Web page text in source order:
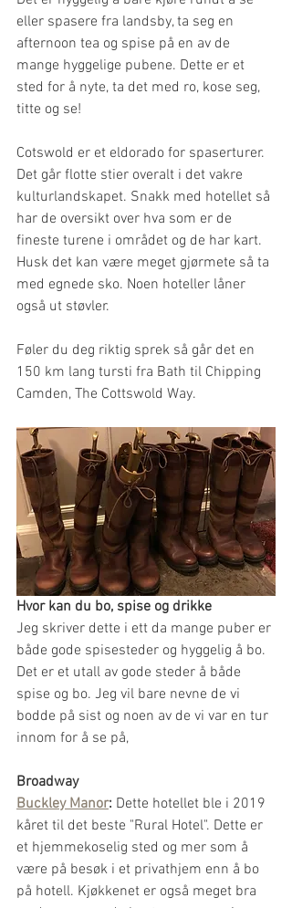
eller spasere fra landsby, ta seg en
afternoon tea og spise på en av de
mange hyggelige pubene. Dette er et
sted for å nyte, ta det med ro, kose seg,
titte og se!
Cotswold er et eldorado for spaserturer.
Det går flotte stier overalt i det vakre
kulturlandskapet. Snakk med hotellet så
har de oversikt over hva som er de
fineste turene i området og de har kart.
Husk det kan være meget gjørmete så ta
med egnede sko. Noen hoteller låner
også ut støvler.
Føler du deg riktig sprek så går det en
150 km lang tursti fra Bath til Chipping
Camden, The Cottswold Way.
Hvor kan du bo, spise og drikke
Jeg skriver dette i ett da mange puber er
både gode spisesteder og hyggelig å bo.
Det er et utall av gode steder å både
spise og bo. Jeg vil bare nevne de vi
bodde på sist og noen av de vi var en tur
innom for å se på,
Broadway
Buckley Manor: Dette hotellet ble i 2019
kåret til det beste "Rural Hotel". Dette er
et hjemmekoselig sted og mer som å
være på besøk i et privathjem enn å bo
på hotell. Kjøkkenet er også meget bra